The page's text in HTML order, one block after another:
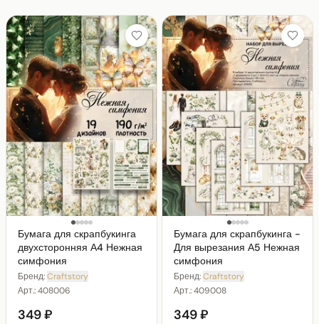
Бумага для скрапбукинга
двухсторонняя А4 Нежная
симфония
Бренд:Craftstory
Арт.:408006
349 ₽
Бумага для скрапбукинга -
Для вырезания А5 Нежная
симфония
Бренд:Craftstory
Арт.:409008
349 ₽